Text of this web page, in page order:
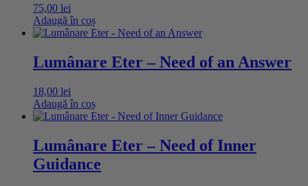
75,00 lei
Adaugă în coș
Lumânare Eter – Need of an Answer
18,00 lei
Adaugă în coș
Lumânare Eter – Need of Inner
Guidance